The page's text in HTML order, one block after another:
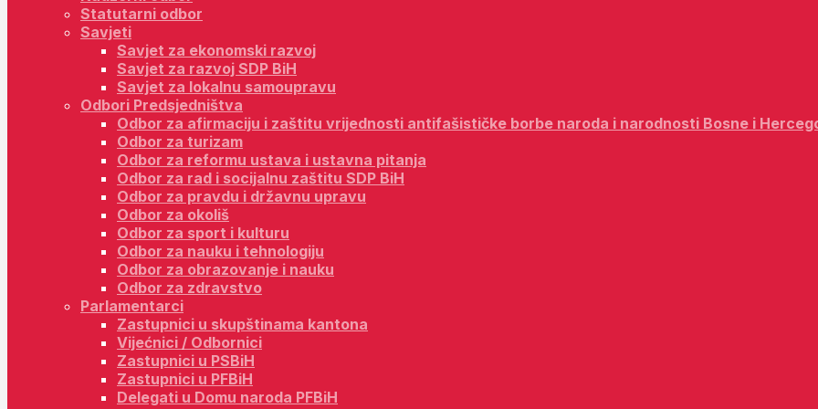
Statutarni odbor
Savjeti
Savjet za ekonomski razvoj
Savjet za razvoj SDP BiH
Savjet za lokalnu samoupravu
Odbori Predsjedništva
Odbor za afirmaciju i zaštitu vrijednosti antifašističke borbe naroda i narodnosti Bosne i
Odbor za turizam
Odbor za reformu ustava i ustavna pitanja
Odbor za rad i socijalnu zaštitu SDP BiH
Odbor za pravdu i državnu upravu
Odbor za okoliš
Odbor za sport i kulturu
Odbor za nauku i tehnologiju
Odbor za obrazovanje i nauku
Odbor za zdravstvo
Parlamentarci
Zastupnici u skupštinama kantona
Vijećnici / Odbornici
Zastupnici u PSBiH
Zastupnici u PFBiH
Delegati u Domu naroda PFBiH